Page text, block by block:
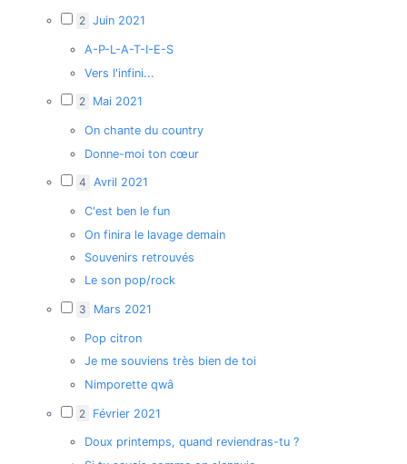
2 Juin 2021
A-P-L-A-T-I-E-S
Vers l'infini...
2 Mai 2021
On chante du country
Donne-moi ton cœur
4 Avril 2021
C'est ben le fun
On finira le lavage demain
Souvenirs retrouvés
Le son pop/rock
3 Mars 2021
Pop citron
Je me souviens très bien de toi
Nimporette qwâ
2 Février 2021
Doux printemps, quand reviendras-tu ?